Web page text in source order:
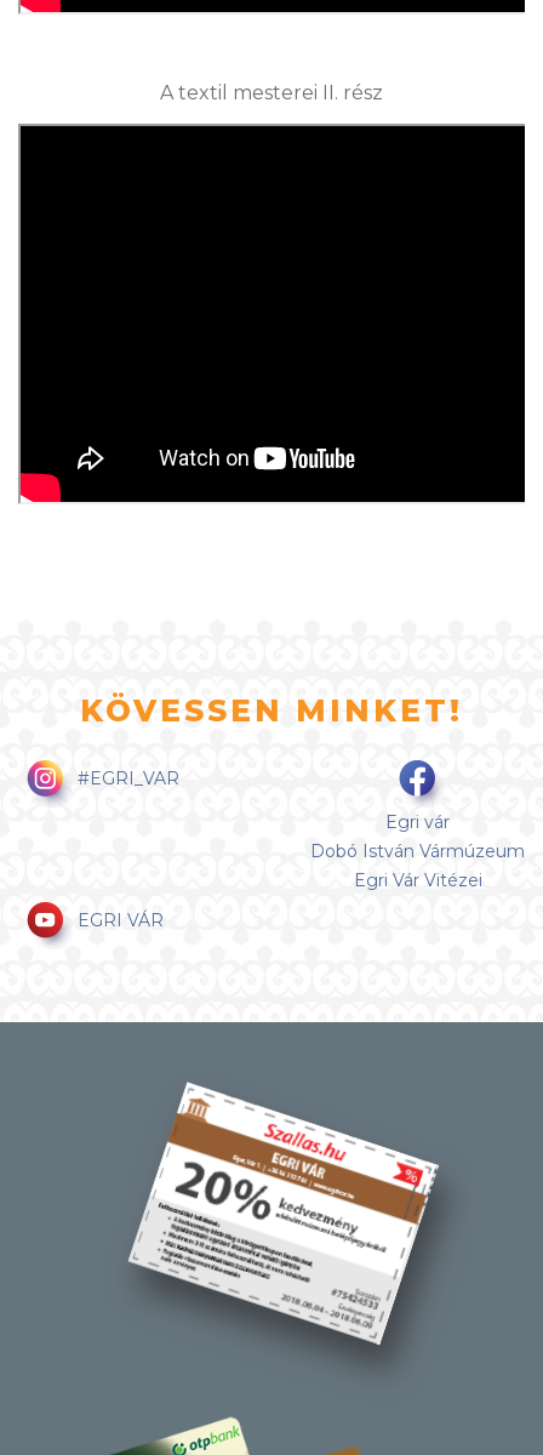
A textil mesterei II. rész
KÖVESSEN MINKET!
#EGRI_VAR
Egri vár
Dobó István Vármúzeum
Egri Vár Vitézei
EGRI VÁR